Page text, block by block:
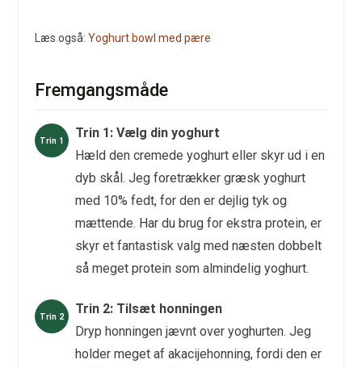
Læs også: Yoghurt bowl med pære
Fremgangsmåde
Trin 1: Vælg din yoghurt
Hæld den cremede yoghurt eller skyr ud i en
dyb skål. Jeg foretrækker græsk yoghurt
med 10% fedt, for den er dejlig tyk og
mættende. Har du brug for ekstra protein, er
skyr et fantastisk valg med næsten dobbelt
så meget protein som almindelig yoghurt.
Trin 2: Tilsæt honningen
Dryp honningen jævnt over yoghurten. Jeg
holder meget af akacijehonning, fordi den er